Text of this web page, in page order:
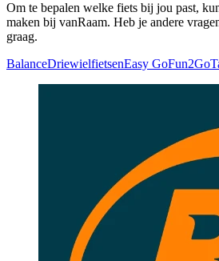
Om te bepalen welke fiets bij jou past,
maken bij vanRaam. Heb je andere
graag.
BalanceDriewielfietsenEasy GoFun2Go